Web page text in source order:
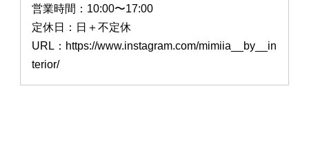
営業時間：10:00〜17:00
定休日：日＋不定休
URL：https://www.instagram.com/mimiia__by__in
terior/